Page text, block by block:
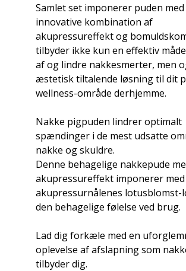
Samlet set imponerer puden med
innovative kombination af
akupressureffekt og
tilbyder ikke kun en effektiv
af og lindre nakkesmerter, men
æstetisk tiltalende løsning til dit
wellness-område derhjemme.
Nakke pigpuden lindrer optimalt
spændinger i de mest udsatte
nakke og skuldre.
Denne behagelige nakkepude
akupressureffekt imponerer med
akupressurnålenes lotusblomst-
den behagelige følelse ved brug.
Lad dig forkæle med en
oplevelse af afslapning som
tilbyder dig.